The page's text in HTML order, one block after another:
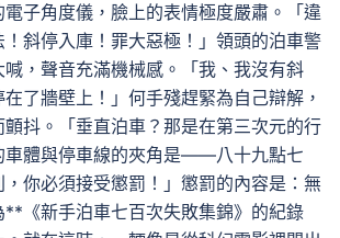
子角度儀，臉上的表情極度嚴肅。「違
斜停入庫！罪大惡極！」領頭的泊車警
，聲音充滿機械感。「我、我沒有斜
了牆壁上！」何手殘趕緊為自己辯解，
抖。「垂直泊車？那是在第三次元的行
車體與停車線的夾角是——八十九點七
你必須接受懲罰！」懲罰的內容是：無
**《新手泊車七百次失敗集錦》的紀錄